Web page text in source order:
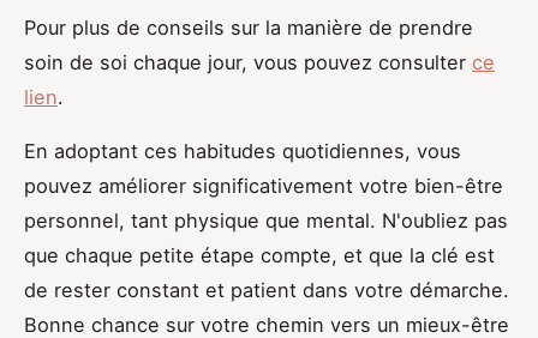
Pour plus de conseils sur la manière de prendre
soin de soi chaque jour, vous pouvez consulter ce
lien.
En adoptant ces habitudes quotidiennes, vous
pouvez améliorer significativement votre bien-être
personnel, tant physique que mental. N'oubliez pas
que chaque petite étape compte, et que la clé est
de rester constant et patient dans votre démarche.
Bonne chance sur votre chemin vers un mieux-être